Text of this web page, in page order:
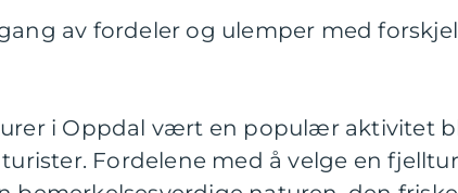
av fordeler og ulemper med
i Oppdal vært en populær aktivitet
Fordelene med å velge en